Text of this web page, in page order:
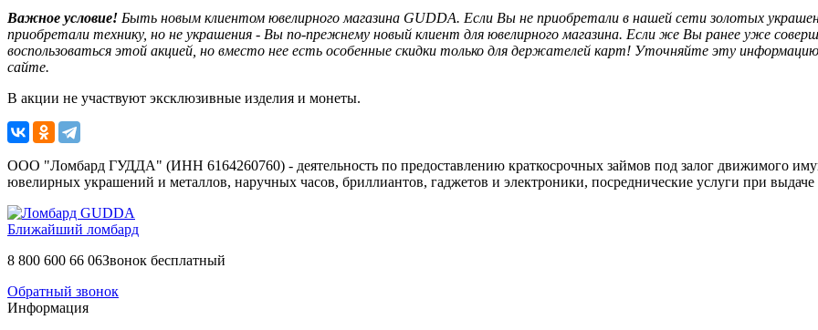
Важное условие! Быть новым клиентом ювелирного магазина GUDDA. Если Вы не приобретали в нашей сети золотых
приобретали технику, но не украшения - Вы по-прежнему новый клиент для ювелирного магазина. Если же Вы ранее уже
воспользоваться этой акцией, но вместо нее есть особенные скидки только для держателей карт! Уточняйте эту
сайте.
В акции не участвуют эксклюзивные изделия и монеты.
ООО "Ломбард ГУДДА" (ИНН 6164260760) - деятельность по предоставлению краткосрочных займов под залог движимого
ювелирных украшений и металлов, наручных часов, бриллиантов, гаджетов и электроники, посреднические услуги при выдаче
Ближайший ломбард
8 800 600 66 06Звонок бесплатный
Обратный звонок
Информация